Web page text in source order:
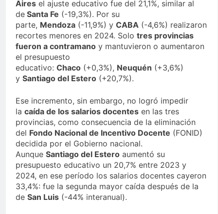
Aires el ajuste educativo fue del 21,1%, similar al
de Santa Fe (-19,3%). Por su
parte, Mendoza (-11,9%) y CABA (-4,6%) realizaron
recortes menores en 2024. Solo tres provincias
fueron a contramano y mantuvieron o aumentaron
el presupuesto
educativo: Chaco (+0,3%), Neuquén (+3,6%)
y Santiago del Estero (+20,7%).
Ese incremento, sin embargo, no logró impedir
la caída de los salarios docentes en las tres
provincias, como consecuencia de la eliminación
del Fondo Nacional de Incentivo Docente (FONID)
decidida por el Gobierno nacional.
Aunque Santiago del Estero aumentó su
presupuesto educativo un 20,7% entre 2023 y
2024, en ese período los salarios docentes cayeron
33,4%: fue la segunda mayor caída después de la
de San Luis (-44% interanual).